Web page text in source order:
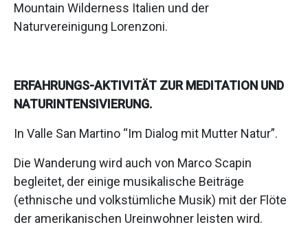
Mountain Wilderness Italien und der
Naturvereinigung Lorenzoni.
ERFAHRUNGS-AKTIVITÄT ZUR MEDITATION UND
NATURINTENSIVIERUNG.
In Valle San Martino “Im Dialog mit Mutter Natur”.
Die Wanderung wird auch von Marco Scapin
begleitet, der einige musikalische Beiträge
(ethnische und volkstümliche Musik) mit der Flöte
der amerikanischen Ureinwohner leisten wird.